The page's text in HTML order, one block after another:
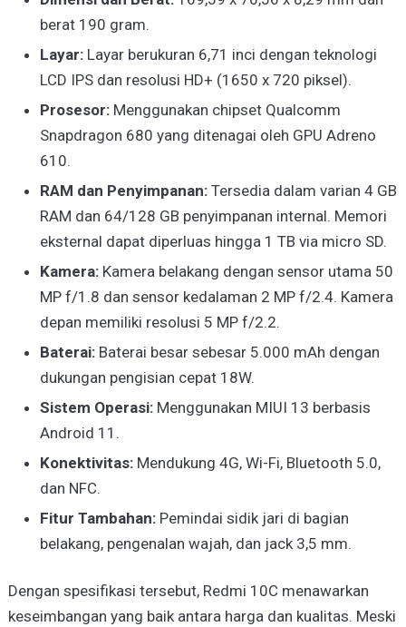
berat 190 gram.
Layar:Layar berukuran 6,71 inci dengan teknologi
LCD IPS dan resolusi HD+ (1650 x 720 piksel).
Prosesor:Menggunakan chipset Qualcomm
Snapdragon 680 yang ditenagai oleh GPU Adreno
610.
RAM dan Penyimpanan:Tersedia dalam varian 4 GB
RAM dan 64/128 GB penyimpanan internal. Memori
eksternal dapat diperluas hingga 1 TB via micro SD.
Kamera:Kamera belakang dengan sensor utama 50
MP f/1.8 dan sensor kedalaman 2 MP f/2.4. Kamera
depan memiliki resolusi 5 MP f/2.2.
Baterai:Baterai besar sebesar 5.000 mAh dengan
dukungan pengisian cepat 18W.
Sistem Operasi:Menggunakan MIUI 13 berbasis
Android 11.
Konektivitas:Mendukung 4G, Wi-Fi, Bluetooth 5.0,
dan NFC.
Fitur Tambahan:Pemindai sidik jari di bagian
belakang, pengenalan wajah, dan jack 3,5 mm.
Dengan spesifikasi tersebut, Redmi 10C menawarkan
keseimbangan yang baik antara harga dan kualitas. Meski